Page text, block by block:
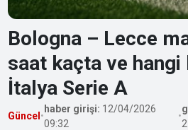
Bologna – Lecce
saat kaçta ve hangi
İtalya Serie A
Güncel •
haber girişi: 12/04/2026
09:32
•